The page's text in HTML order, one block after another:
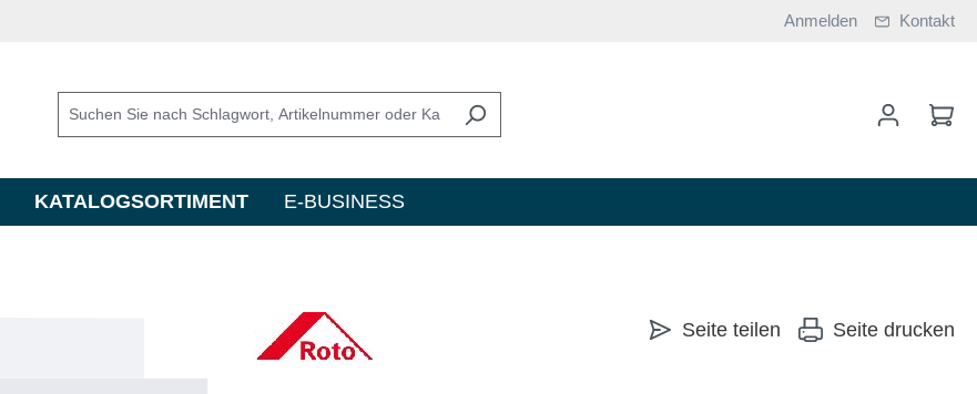
Anmelden Kontakt
KATALOGSORTIMENT E-BUSINESS
Seite teilen Seite drucken